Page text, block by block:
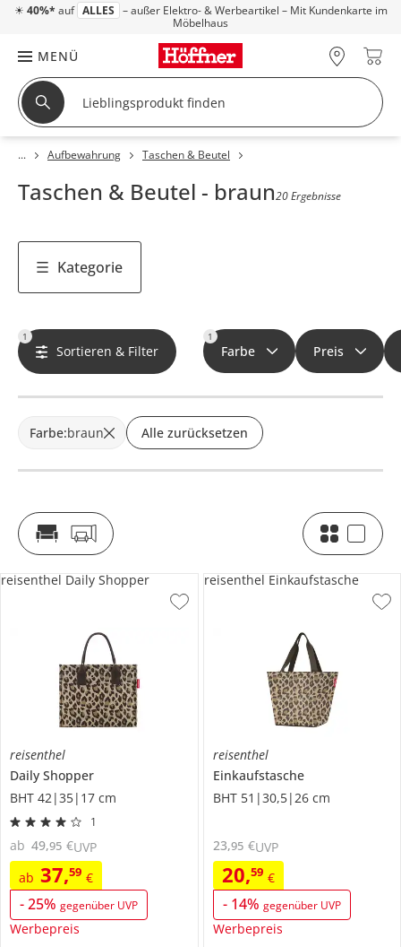
☀ 40%* auf ALLES – außer Elektro- & Werbeartikel – Mit Kundenkarte im
Möbelhaus
MENÜ
Aufbewahrung Taschen & Beutel
Taschen & Beutel - braun20 Ergebnisse
Kategorie
1
Sortieren & Filter
1
Farbe Preis
Farbe:braun Alle zurücksetzen
reisenthel
Daily Shopper
BHT 42|35|17 cm
1
ab 37,59 €
-25% gegenüber UVP
Werbepreis
ab 49,95 €UVP
reisenthel Daily Shopper
reisenthel
Einkaufstasche
BHT 51|30,5|26 cm
20,59 €
- 14% gegenüber UVP
Werbepreis
23,95 €UVP
reisenthel Einkaufstasche